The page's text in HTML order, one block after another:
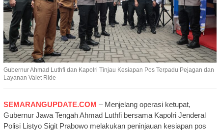
Gubernur Ahmad Luthfi dan Kapolri Tinjau Kesiapan Pos Terpadu Pejagan dan
Layanan Valet Ride
SEMARANGUPDATE.COM – Menjelang operasi ketupat,
Gubernur Jawa Tengah Ahmad Luthfi bersama Kapolri Jenderal
Polisi Listyo Sigit Prabowo melakukan peninjauan kesiapan pos